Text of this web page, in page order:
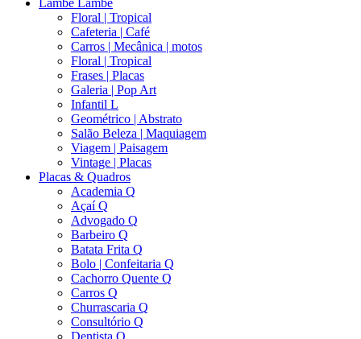
Lambe Lambe
Floral | Tropical
Cafeteria | Café
Carros | Mecânica | motos
Floral | Tropical
Frases | Placas
Galeria | Pop Art
Infantil L
Geométrico | Abstrato
Salão Beleza | Maquiagem
Viagem | Paisagem
Vintage | Placas
Placas & Quadros
Academia Q
Açaí Q
Advogado Q
Barbeiro Q
Batata Frita Q
Bolo | Confeitaria Q
Cachorro Quente Q
Carros Q
Churrascaria Q
Consultório Q
Dentista Q